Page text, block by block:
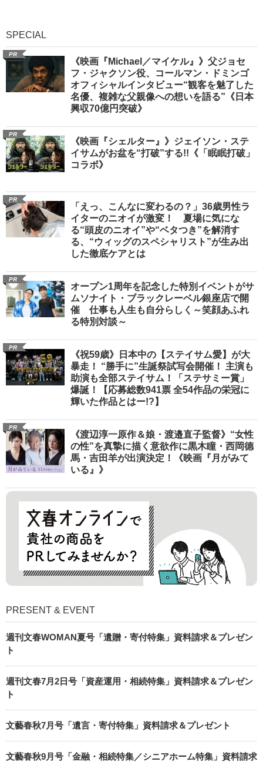
SPECIAL
PR
《映画『Michael／マイケル』》父ジョセ
フ・ジャクソン役、コールマン・ドミンゴ
オフィシャルインタビュー“観客を魅了した
名優、複雑な父親像への想いを語る”《日本
興収70億円突破》
PR
《映画『シェルター』》ジェイソン・ステ
イサムがお盆を“打破”する!!《「眠眠打破」
コラボ》
PR
「えっ、こんなに変わるの？」36歳男性ラ
イターのニオイが激変！ 夏場に気にな
る“頭皮のニオイ”や“ベタつき”を解消す
る、“ウィッグのスペシャリスト”が生み出
した徹底ケアとは
PR
オープン1周年を記念した特別イベントがサ
ムソナイト・ブラックレーベル銀座店で開
催 仕事も人生も自分らしく～笑顔あふれ
る特別対談～
PR
《祝59歳》日本中の【ステイサム愛】が大
暴走！ “勝手に”生誕祭試写会開催！ 主演も
助演も全部ステイサム！「ステサミー賞」
爆誕！【応募総数941票 全54作品の栄冠に
輝いた作品とはー!?】
PR
《渡辺淳一原作＆娘・渡邉直子監督》“女性
の性”を真摯に描く意欲作に黒木瞳・西岡德
馬・吉田羊が出演決定！《映画『月がみて
いる』》
PRESENT & EVENT
週刊文春WOMAN夏号「遺贈・寄付特集」資料請求＆プレゼン
ト
週刊文春7月2日号「資産運用・相続特集」資料請求＆プレゼン
ト
文藝春秋7月号「遺言・寄付特集」資料請求＆プレゼント
文藝春秋9月号「金融・相続特集／シニアホーム特集」資料請求